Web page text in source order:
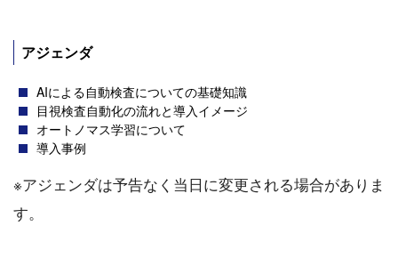
アジェンダ
AIによる自動検査についての基礎知識
目視検査自動化の流れと導入イメージ
オートノマス学習について
導入事例
※アジェンダは予告なく当日に変更される場合がありま
す。